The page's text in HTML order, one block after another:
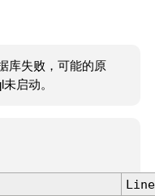
库失败，可能的原
启动。
Line